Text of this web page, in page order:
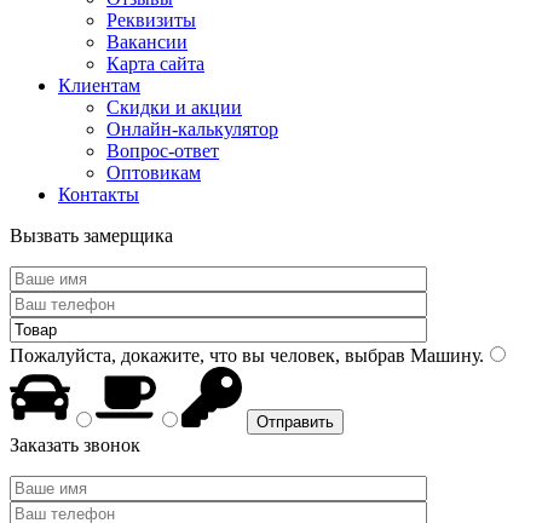
Реквизиты
Вакансии
Карта сайта
Клиентам
Скидки и акции
Онлайн-калькулятор
Вопрос-ответ
Оптовикам
Контакты
Вызвать замерщика
Пожалуйста, докажите, что вы человек, выбрав Машину.
Заказать звонок